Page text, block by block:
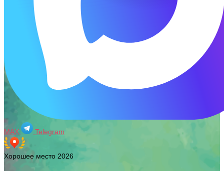
MAX Telegram
Хорошее место 2026